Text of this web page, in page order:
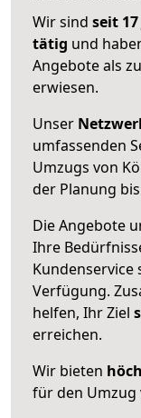
Wir sind seit
tätig und
Angebote als
erwiesen.
Unser
umfassenden
Umzugs von
der Planung
Die Angebote
Ihre
Verfügung.
helfen, Ihr Ziel
erreichen.
Wir bieten
für den Umzug